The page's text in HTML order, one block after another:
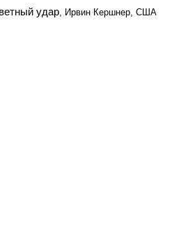
удар, Ирвин Кершнер, США